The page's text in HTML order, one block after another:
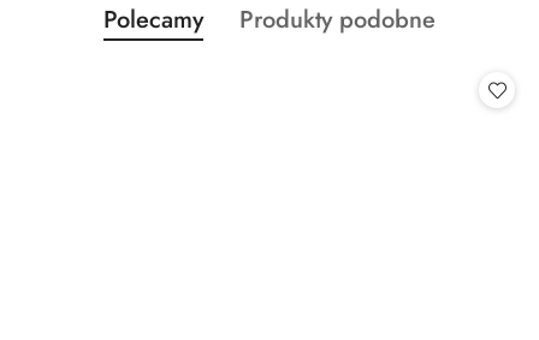
Pomiń karuzelę produktów
Produkty
o
Polecamy
Produkty
Produkty podobne